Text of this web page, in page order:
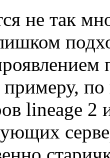
не так
по
lineage 2